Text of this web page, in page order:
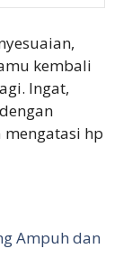
kembali
Ingat,
mengatasi hp
Ampuh dan